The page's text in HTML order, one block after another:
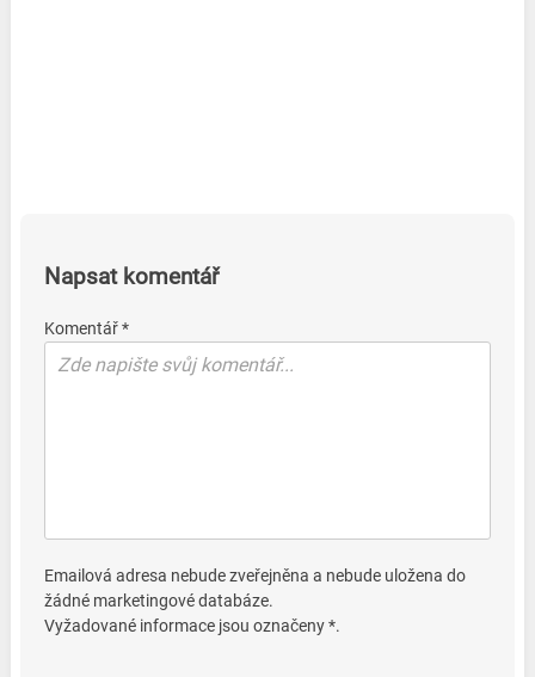
Napsat komentář
Komentář *
Emailová adresa nebude zveřejněna a nebude uložena do
žádné marketingové databáze.
Vyžadované informace jsou označeny *.